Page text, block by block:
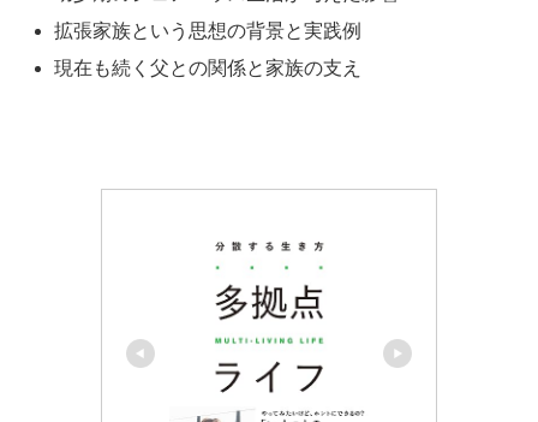
拡張家族という思想の背景と実践例
現在も続く父との関係と家族の支え